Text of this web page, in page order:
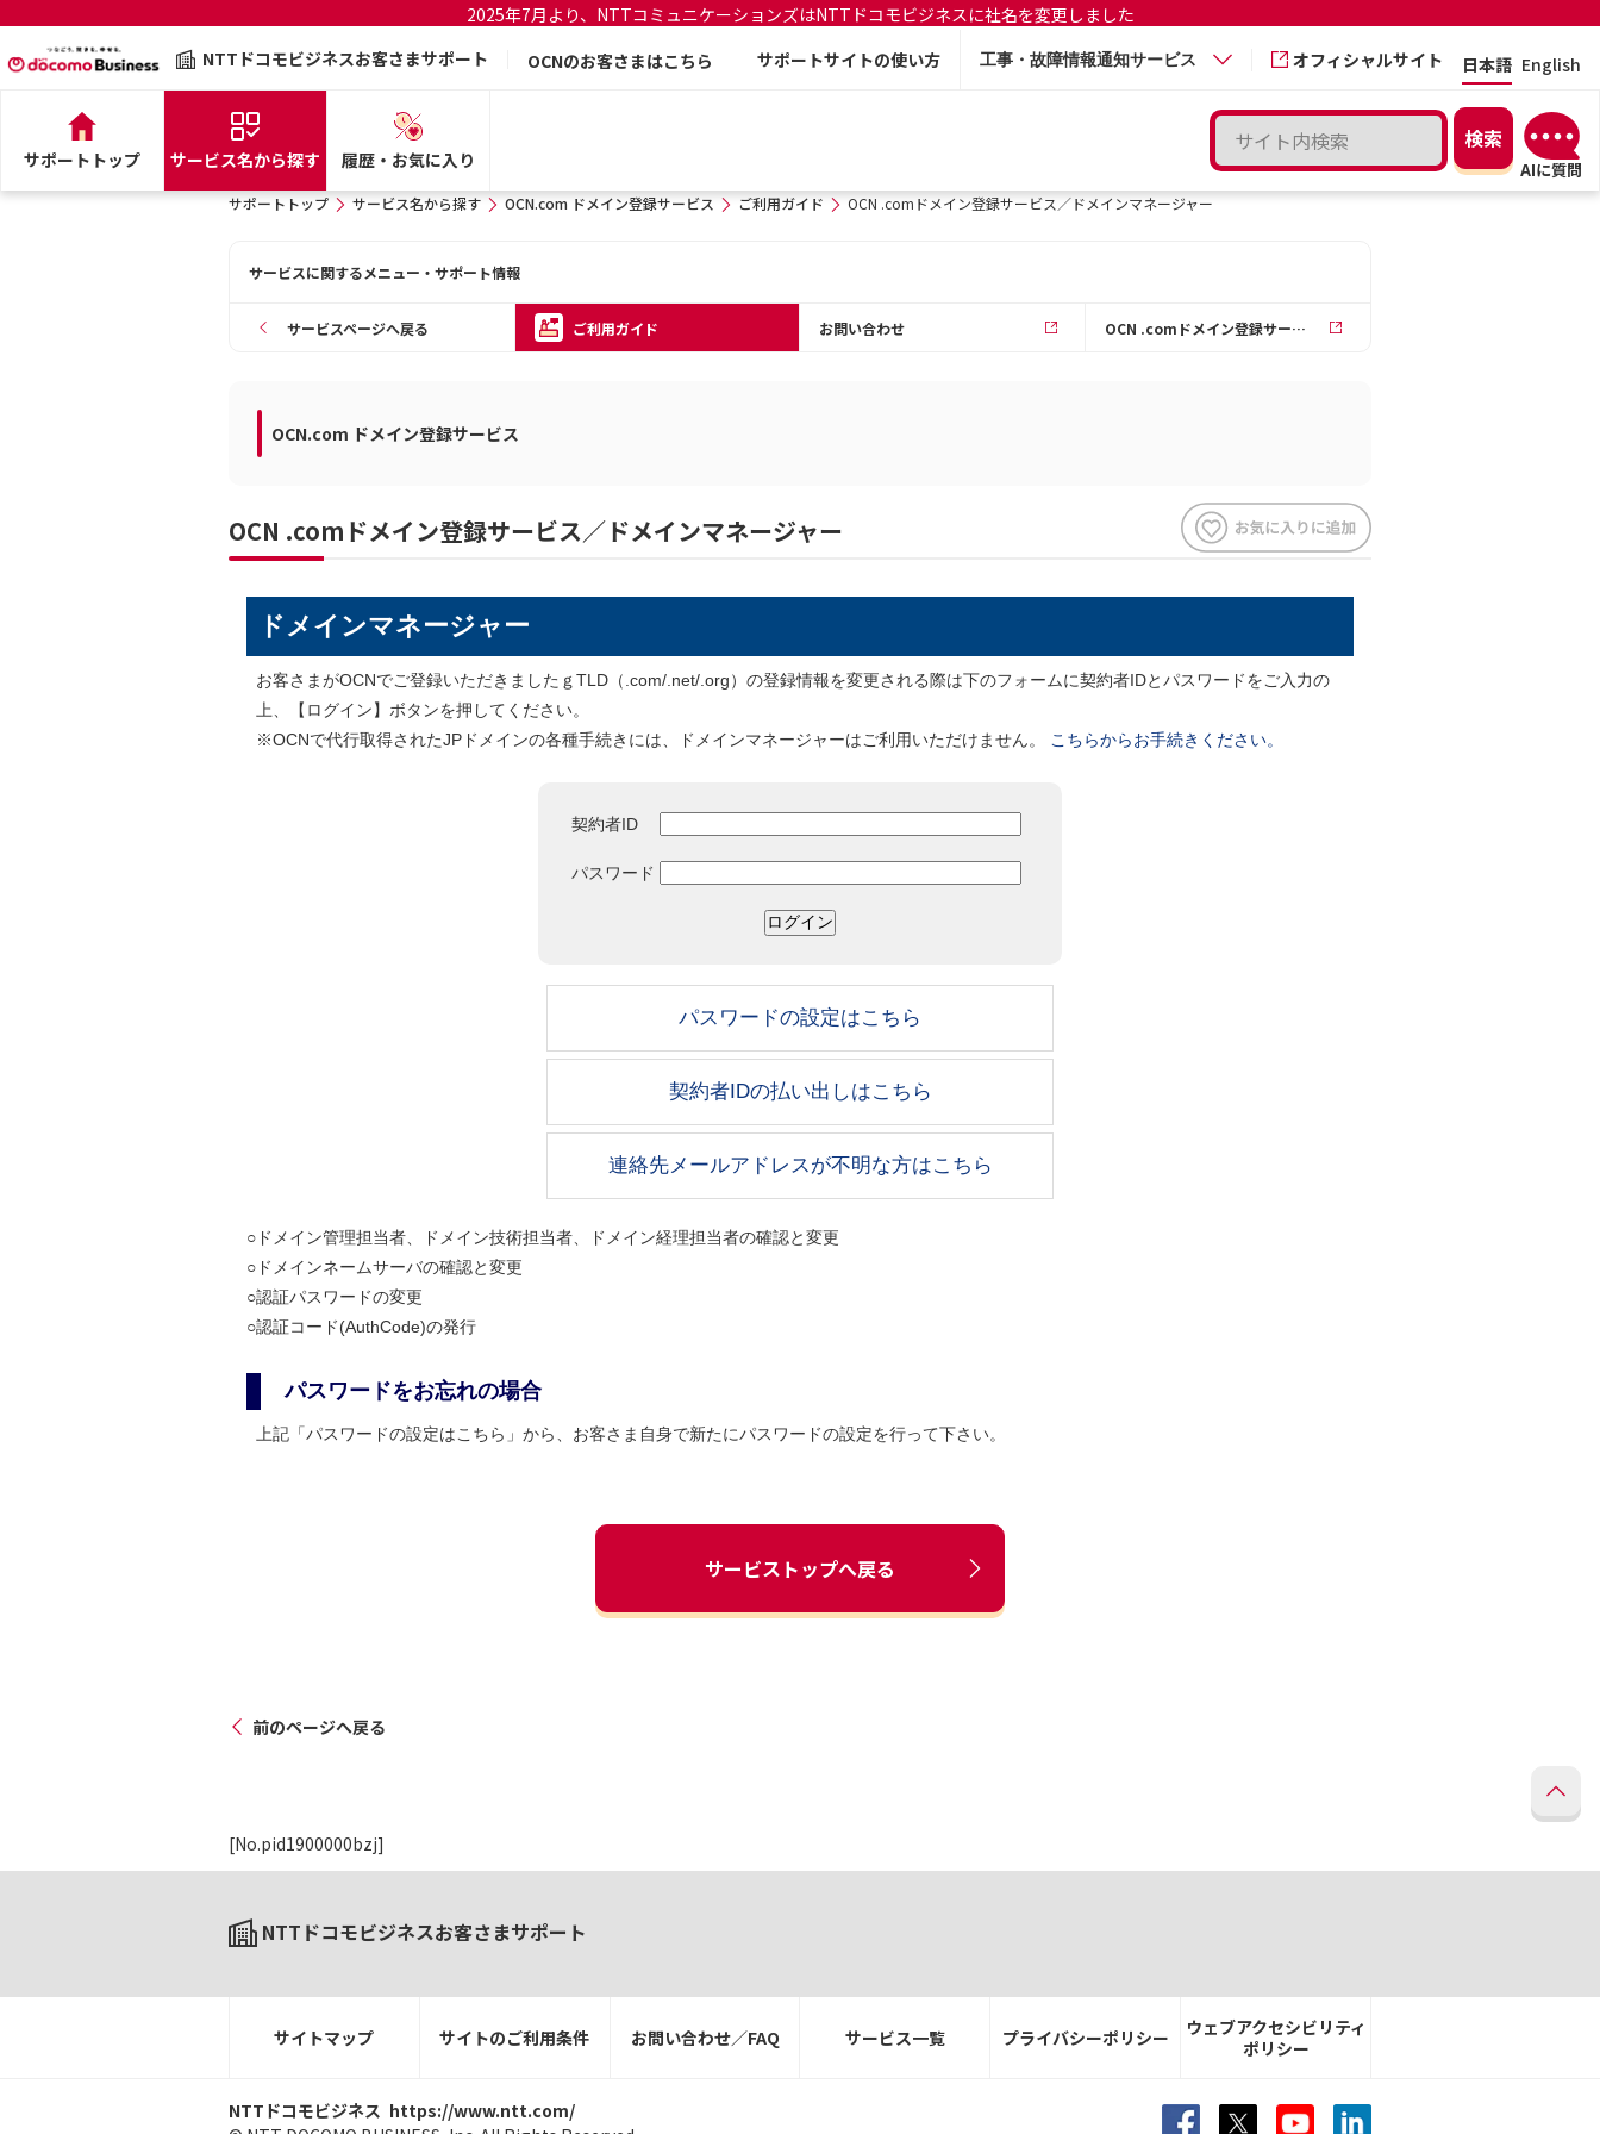
2025年7月より、NTTコミュニケーションズはNTTドコモビジネスに社名を変更しました
NTTドコモビジネスお客さまサポート
OCNのお客さまはこちら サポートサイトの使い方 工事・故障情報通知サービス オフィシャルサイト 日本語 English
サポートトップ サービス名から探す 履歴・お気に入り
サポートトップ サービス名から探す OCN.com ドメイン登録サービス ご利用ガイド OCN .comドメイン登録サービス／ドメインマネージャー
サービスに関するメニュー・サポート情報
サービスページへ戻る ご利用ガイド お問い合わせ OCN .comドメイン登録サービス／ドメインマネージャー
OCN.com ドメイン登録サービス
OCN .comドメイン登録サービス／ドメインマネージャー
ドメインマネージャー
お客さまがOCNでご登録いただきましたｇTLD（.com/.net/.org）の登録情報を変更される際は下のフォームに契約者IDとパスワードをご入力の
上、【ログイン】ボタンを押してください。
※OCNで代行取得されたJPドメインの各種手続きには、ドメインマネージャーはご利用いただけません。
こちらからお手続きください。
契約者ID
パスワード
パスワードの設定はこちら
契約者IDの払い出しはこちら
連絡先メールアドレスが不明な方はこちら
ドメイン管理担当者、ドメイン技術担当者、ドメイン経理担当者の確認と変更
ドメインネームサーバの確認と変更
認証パスワードの変更
認証コード(AuthCode)の発行
パスワードをお忘れの場合
上記「パスワードの設定はこちら」から、お客さま自身で新たにパスワードの設定を行って下さい。
サービストップへ戻る
前のページへ戻る
[No.pid1900000bzj]
NTTドコモビジネスお客さまサポート
サイトマップ サイトのご利用条件 お問い合わせ／FAQ サービス一覧 プライバシーポリシー
ウェブアクセシビリティ
ポリシー
NTTドコモビジネス https://www.ntt.com/